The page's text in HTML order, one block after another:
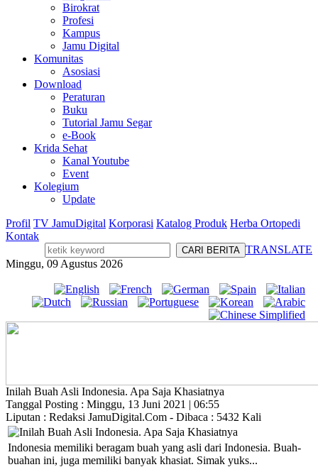
Birokrat
Profesi
Kampus
Jamu Digital
Komunitas
Asosiasi
Download
Peraturan
Buku
Tutorial Jamu Segar
e-Book
Krida Sehat
Kanal Youtube
Event
Kolegium
Update
Profil TV JamuDigital Korporasi Katalog Produk Herba Ortopedi
Kontak
TRANSLATE
Minggu, 09 Agustus 2026
Inilah Buah Asli Indonesia. Apa Saja Khasiatnya
Tanggal Posting : Minggu, 13 Juni 2021 | 06:55
Liputan : Redaksi JamuDigital.Com - Dibaca : 5432 Kali
Indonesia memiliki beragam buah yang asli dari Indonesia. Buah-
buahan ini, juga memiliki banyak khasiat. Simak yuks...